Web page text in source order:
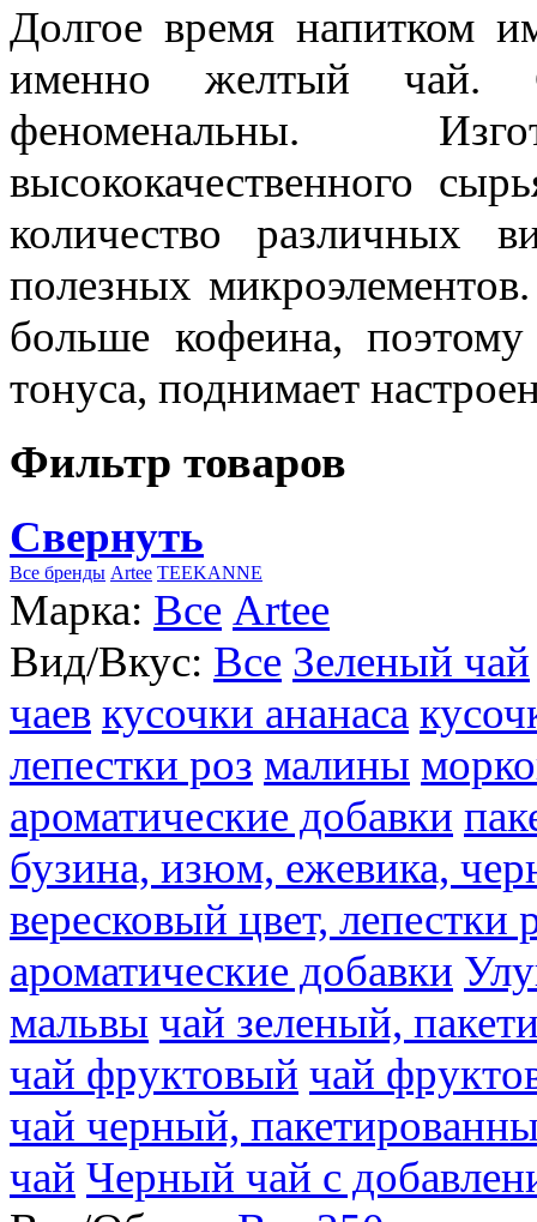
Долгое время напитком
именно желтый чай.
феноменальны.
высококачественного
количество различных
полезных
больше кофеина,
тонуса, поднимает
Фильтр товаров
Свернуть
Все бренды Artee TEEKANNE
Марка: Все Artee
Вид/Вкус: Все Зеленый чай
чаев кусочки ананаса
лепестки роз малины
ароматические добавки
бузина, изюм, ежевика,
вересковый цвет, лепестки
ароматические добавки
мальвы чай зеленый,
чай фруктовый чай
чай черный,
чай Черный чай с